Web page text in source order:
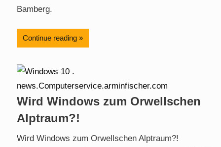
Bamberg.
Continue reading
Wird Windows zum Orwellschen
Alptraum?!
Wird Windows zum Orwellschen Alptraum?!